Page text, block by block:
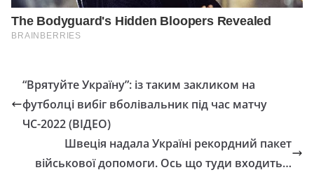
“Врятуйте Україну”: із таким закликом на
футболці вибіг вболівальник під час матчу
ЧС-2022 (ВІДЕО)
Швеція надала Україні рекордний пакет
військової допомоги. Ось що туди входить…